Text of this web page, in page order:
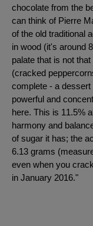
chocolate from the
can think of Pierre
of the old traditional
in wood (it's around
palate that is not
(cracked
complete - a
powerful and
here. This is 11.5%
harmony and
of sugar it has; the
6.13 grams
even when you
in January 2016."